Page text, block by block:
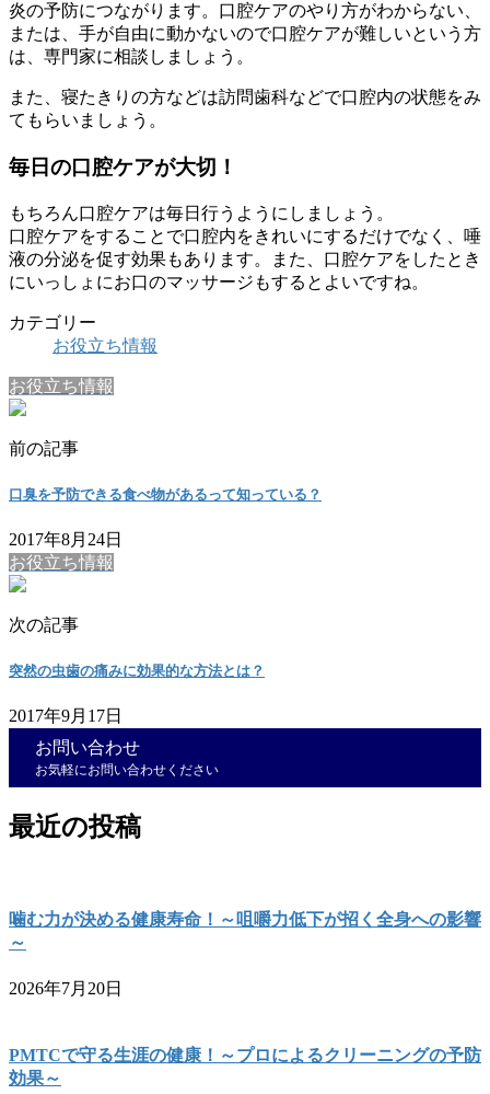
炎の予防につながります。口腔ケアのやり方がわからない、
または、手が自由に動かないので口腔ケアが難しいという方
は、専門家に相談しましょう。
また、寝たきりの方などは訪問歯科などで口腔内の状態をみ
てもらいましょう。
毎日の口腔ケアが大切！
もちろん口腔ケアは毎日行うようにしましょう。
口腔ケアをすることで口腔内をきれいにするだけでなく、唾
液の分泌を促す効果もあります。また、口腔ケアをしたとき
にいっしょにお口のマッサージもするとよいですね。
カテゴリー
お役立ち情報
お役立ち情報
前の記事
口臭を予防できる食べ物があるって知っている？
2017年8月24日
お役立ち情報
次の記事
突然の虫歯の痛みに効果的な方法とは？
2017年9月17日
お問い合わせ
お気軽にお問い合わせください
最近の投稿
噛む力が決める健康寿命！～咀嚼力低下が招く全身への影響
～
2026年7月20日
PMTCで守る生涯の健康！～プロによるクリーニングの予防
効果～